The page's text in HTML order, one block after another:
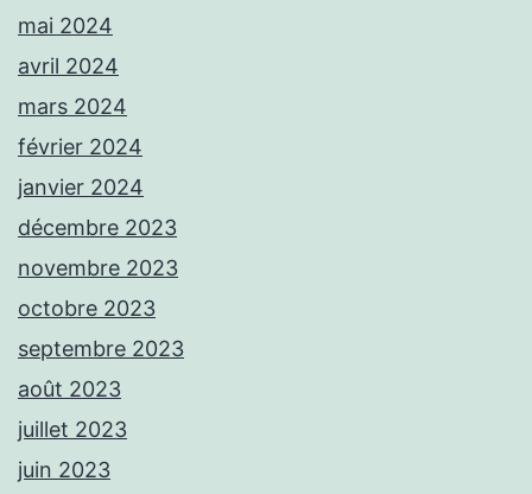
mai 2024
avril 2024
mars 2024
février 2024
janvier 2024
décembre 2023
novembre 2023
octobre 2023
septembre 2023
août 2023
juillet 2023
juin 2023